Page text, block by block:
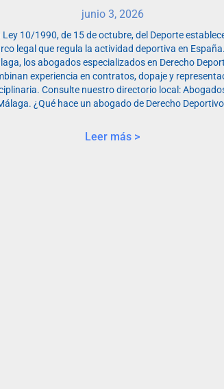
junio 3, 2026
Ley 10/1990, de 15 de octubre, del Deporte
legal que regula la actividad deportiva en
los abogados especializados en Derecho
experiencia en contratos, dopaje y
Consulte nuestro directorio local:
¿Qué hace un abogado de Derecho
Leer más >